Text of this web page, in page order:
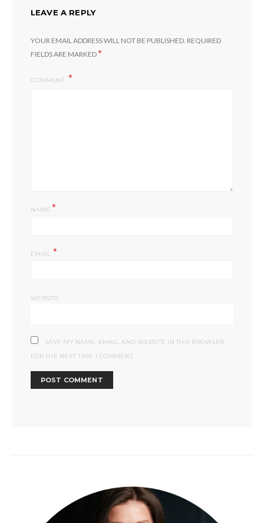
LEAVE A REPLY
YOUR EMAIL ADDRESS WILL NOT BE PUBLISHED. REQUIRED
FIELDS ARE MARKED*
COMMENT
NAME*
EMAIL *
WEBSITE
SAVE MY NAME, EMAIL, AND WEBSITE IN THIS BROWSER
FOR THE NEXT TIME I COMMENT.